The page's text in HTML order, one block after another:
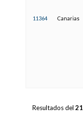
11364 Canarias
Resultados del 21